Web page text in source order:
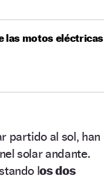
las motos eléctricas
partido al sol, han
solar andante.
los dos